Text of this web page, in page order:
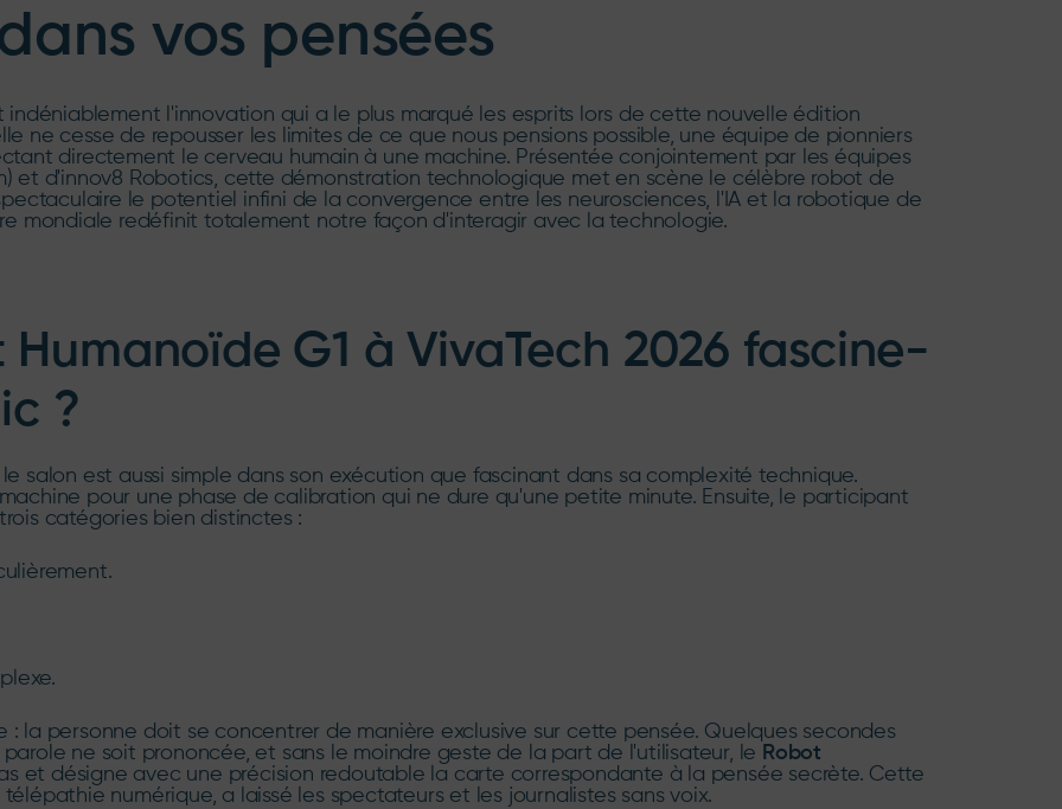
vos pensées
indéniablement l'innovation qui a le plus marqué les esprits lors de cette nouvelle édition
ne cesse de repousser les limites de ce que nous pensions possible, une équipe de pionniers
directement le cerveau humain à une machine. Présentée conjointement par les équipes
et d'innov8 Robotics, cette démonstration technologique met en scène le célèbre robot de
le potentiel infini de la convergence entre les neurosciences, l'IA et la robotique de
mondiale redéfinit totalement notre façon d'interagir avec la technologie.
Humanoïde G1 à VivaTech 2026 fascine-
?
salon est aussi simple dans son exécution que fascinant dans sa complexité technique.
pour une phase de calibration qui ne dure qu'une petite minute. Ensuite, le participant
catégories bien distinctes :
: la personne doit se concentrer de manière exclusive sur cette pensée. Quelques secondes
ne soit prononcée, et sans le moindre geste de la part de l'utilisateur, le Robot
et désigne avec une précision redoutable la carte correspondante à la pensée secrète. Cette
numérique, a laissé les spectateurs et les journalistes sans voix.